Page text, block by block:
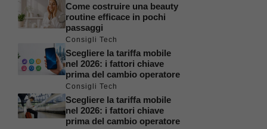
Come costruire una beauty
routine efficace in pochi
passaggi
Consigli Tech
Scegliere la tariffa mobile
nel 2026: i fattori chiave
prima del cambio operatore
Consigli Tech
Scegliere la tariffa mobile
nel 2026: i fattori chiave
prima del cambio operatore